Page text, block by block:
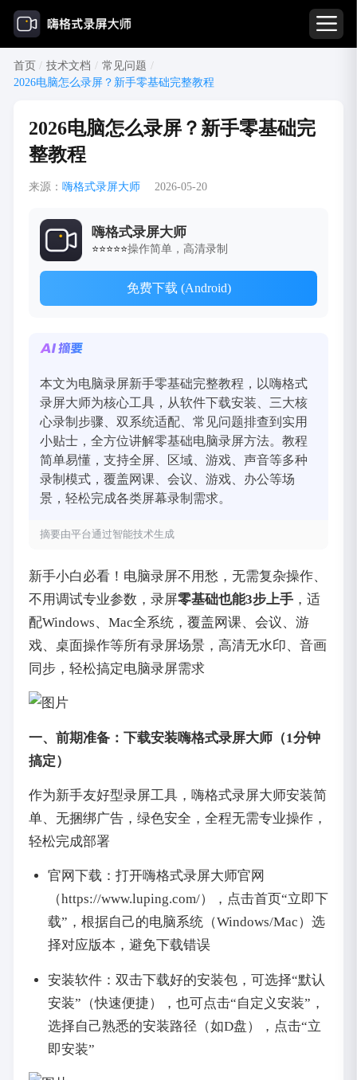
首页 / 技术文档 / 常见问题 /
2026电脑怎么录屏？新手零基础完整教程
2026电脑怎么录屏？新手零基础完
整教程
来源： 嗨格式录屏大师 2026-05-20
嗨格式录屏大师
⭐⭐⭐⭐⭐操作简单，高清录制
免费下载 (Android)
本文为电脑录屏新手零基础完整教程，以嗨格式
录屏大师为核心工具，从软件下载安装、三大核
心录制步骤、双系统适配、常见问题排查到实用
小贴士，全方位讲解零基础电脑录屏方法。教程
简单易懂，支持全屏、区域、游戏、声音等多种
录制模式，覆盖网课、会议、游戏、办公等场
景，轻松完成各类屏幕录制需求。
摘要由平台通过智能技术生成
新手小白必看！电脑录屏不用愁，无需复杂操作、
不用调试专业参数，录屏零基础也能3步上手，适
配Windows、Mac全系统，覆盖网课、会议、游
戏、桌面操作等所有录屏场景，高清无水印、音画
同步，轻松搞定电脑录屏需求
一、前期准备：下载安装嗨格式录屏大师（1分钟
搞定）
作为新手友好型录屏工具，嗨格式录屏大师安装简
单、无捆绑广告，绿色安全，全程无需专业操作，
轻松完成部署
官网下载：打开嗨格式录屏大师官网
（https://www.luping.com/），点击首页“立即下
载”，根据自己的电脑系统（Windows/Mac）选
择对应版本，避免下载错误
安装软件：双击下载好的安装包，可选择“默认
安装”（快速便捷），也可点击“自定义安装”，
选择自己熟悉的安装路径（如D盘），点击“立
即安装”